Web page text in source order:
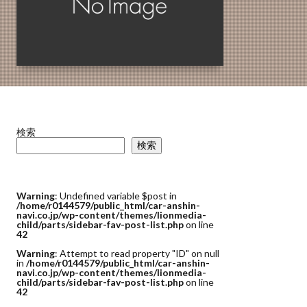
検索
検索
Warning: Undefined variable $post in
/home/r0144579/public_html/car-anshin-
navi.co.jp/wp-content/themes/lionmedia-
child/parts/sidebar-fav-post-list.phpon line
42
Warning: Attempt to read property "ID" on null
in /home/r0144579/public_html/car-anshin-
navi.co.jp/wp-content/themes/lionmedia-
child/parts/sidebar-fav-post-list.phpon line
42